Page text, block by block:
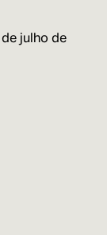
julho de